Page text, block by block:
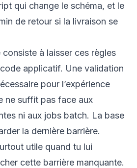
qui change le schéma, et le
de retour si la livraison se
à laisser ces règles
applicatif. Une validation
pour l’expérience
ne suffit pas face aux
ni aux jobs batch. La base
la dernière barrière.
utile quand tu lui
cette barrière manquante.